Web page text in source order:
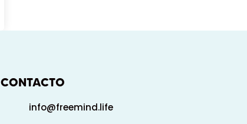
CONTACTO
info@freemind.life